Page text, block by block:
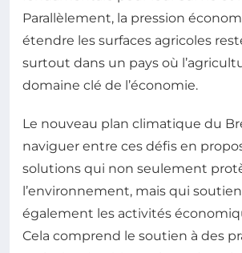
Parallèlement, la pression
étendre les surfaces agricoles
surtout dans un pays où
domaine clé de l’économie.
Le nouveau plan climatique du
naviguer entre ces défis en
solutions qui non seulement
l’environnement, mais qui
également les activités
Cela comprend le soutien à des